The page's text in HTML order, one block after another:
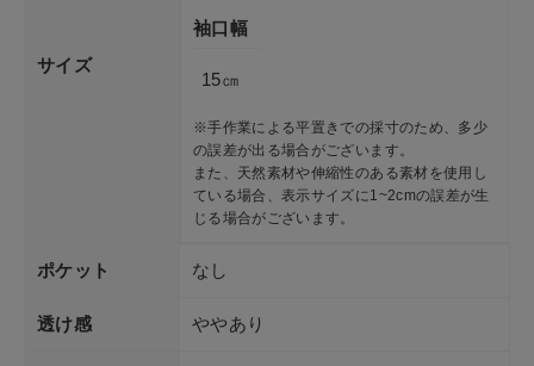
サイズ
袖口幅
15㎝
※手作業による平置きでの採寸のため、多少
の誤差が出る場合がございます。
また、天然素材や伸縮性のある素材を使用し
ている場合、表示サイズに1~2cmの誤差が生
じる場合がございます。
ポケット なし
透け感 ややあり